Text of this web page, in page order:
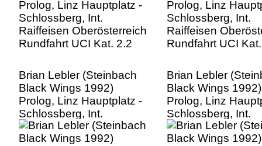
Brian Lebler (Steinbach
Black Wings 1992)
Prolog, Linz Hauptplatz -
Schlossberg, Int.
Raiffeisen Oberösterreich
Rundfahrt UCI Kat. 2.2
Brian Lebler
Black Wings 1992)
Prolog, Linz
Schlossberg, Int.
Raiffeisen
Rundfahrt UCI